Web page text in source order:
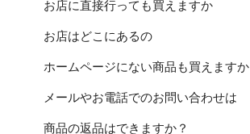
お店に直接行っても買えますか
お店はどこにあるの
ホームページにない商品も買えますか
メールやお電話でのお問い合わせは
商品の返品はできますか？